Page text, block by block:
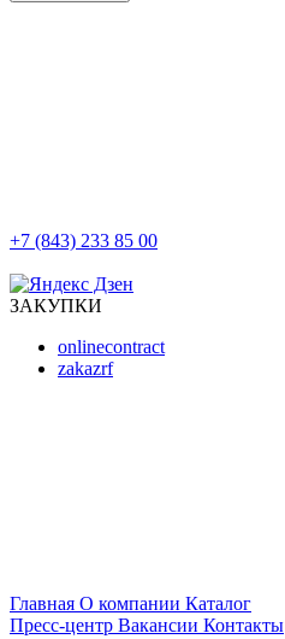
+7 (843) 233 85 00
ЗАКУПКИ
onlinecontract
zakazrf
Главная О компании Каталог
Пресс-центр Вакансии Контакты